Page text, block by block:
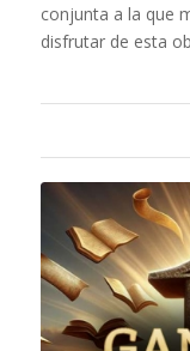
conjunta a la que
disfrutar de esta